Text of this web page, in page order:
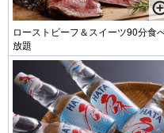
ローストビーフ＆スイーツ90分食
放題